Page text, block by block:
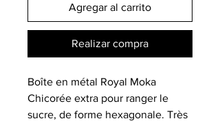
Agregar al carrito
Realizar compra
Boîte en métal Royal Moka
Chicorée extra pour ranger le
sucre, de forme hexagonale. Très